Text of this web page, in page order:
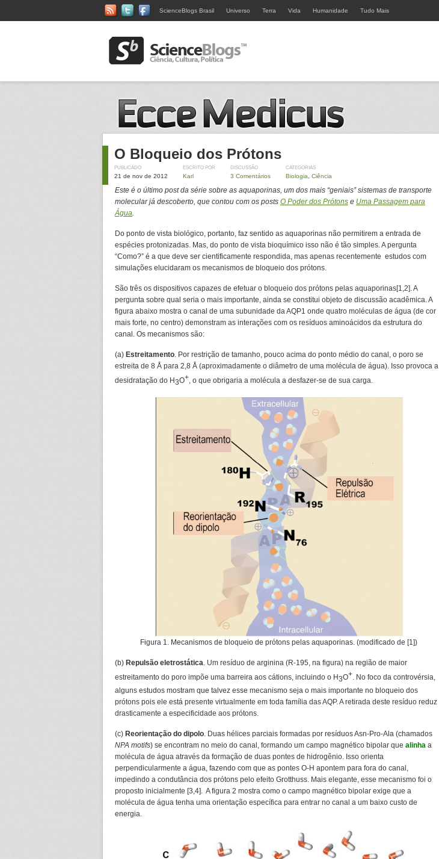
ScienceBlogs Brasil Universo Terra Vida Humanidade Tudo Mais
O Bloqueio dos Prótons
PUBLICADO
21 de nov de 2012
ESCRITO POR
Karl
DISCUSSÃO
3 Comentários
CATEGORIAS
Biologia Ciência
Este é o último post da série sobre as aquaporinas, um dos mais “geniais” sistemas de transporte
molecular já descoberto, que contou com os posts O Poder dos Prótons e Uma Passagem para
Água.
Do ponto de vista biológico, portanto, faz sentido as aquaporinas não permitirem a entrada de
espécies protonizadas. Mas, do ponto de vista bioquímico isso não é tão simples. A pergunta
“Como?” é a que deve ser cientificamente respondida, mas apenas recentemente estudos com
simulações elucidaram os mecanismos de bloqueio dos prótons.
São três os dispositivos capazes de efetuar o bloqueio dos prótons pelas aquaporinas[1,2]. A
pergunta sobre qual seria o mais importante, ainda se constitui objeto de discussão acadêmica. A
figura abaixo mostra o canal de uma subunidade da AQP1 onde quatro moléculas de água (de cor
mais forte, no centro) demonstram as interações com os resíduos aminoácidos da estrutura do
canal. Os mecanismos são:
(a) Estreitamento. Por restrição de tamanho, pouco acima do ponto médio do canal, o poro se
estreita de 8 Å para 2,8 Å (aproximadamente o diâmetro de uma molécula de água). Isso provoca a
desidratação do H3O+, o que obrigaria a molécula a desfazer-se de sua carga.
Figura 1. Mecanismos de bloqueio de prótons pelas aquaporinas. (modificado de [1])
(b) Repulsão eletrostática . Um resíduo de arginina (R-195, na figura) na região de maior
estreitamento do poro impõe uma barreira aos cátions, incluindo o H3O+ . No foco da controvérsia,
alguns estudos mostram que talvez esse mecanismo seja o mais importante no bloqueio dos
prótons pois ele está presente virtualmente em toda família das AQP. A retirada deste resíduo reduz
drasticamente a especificidade aos prótons.
(c) Reorientação do dipolo. Duas hélices parciais formadas por resíduos Asn-Pro-Ala (chamados
NPA motifs) se encontram no meio do canal, formando um campo magnético bipolar que alinha a
molécula de água através da formação de duas pontes de hidrogênio. Isso orienta
perpendicularmente a água, fazendo com que as pontes O-H apontem para fora do canal,
impedindo a condutância dos prótons pelo efeito Grotthuss. Mais elegante, esse mecanismo foi o
proposto inicialmente [3,4]. A figura 2 mostra como o campo magnético bipolar exige que a
molécula de água tenha uma orientação específica para entrar no canal a um baixo custo de
energia.